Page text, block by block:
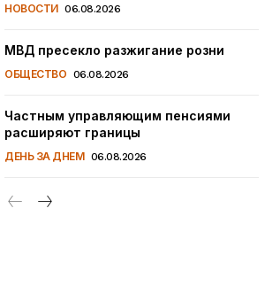
НОВОСТИ 06.08.2026
МВД пресекло разжигание розни
ОБЩЕСТВО 06.08.2026
Частным управляющим пенсиями
расширяют границы
ДЕНЬ ЗА ДНЕМ 06.08.2026